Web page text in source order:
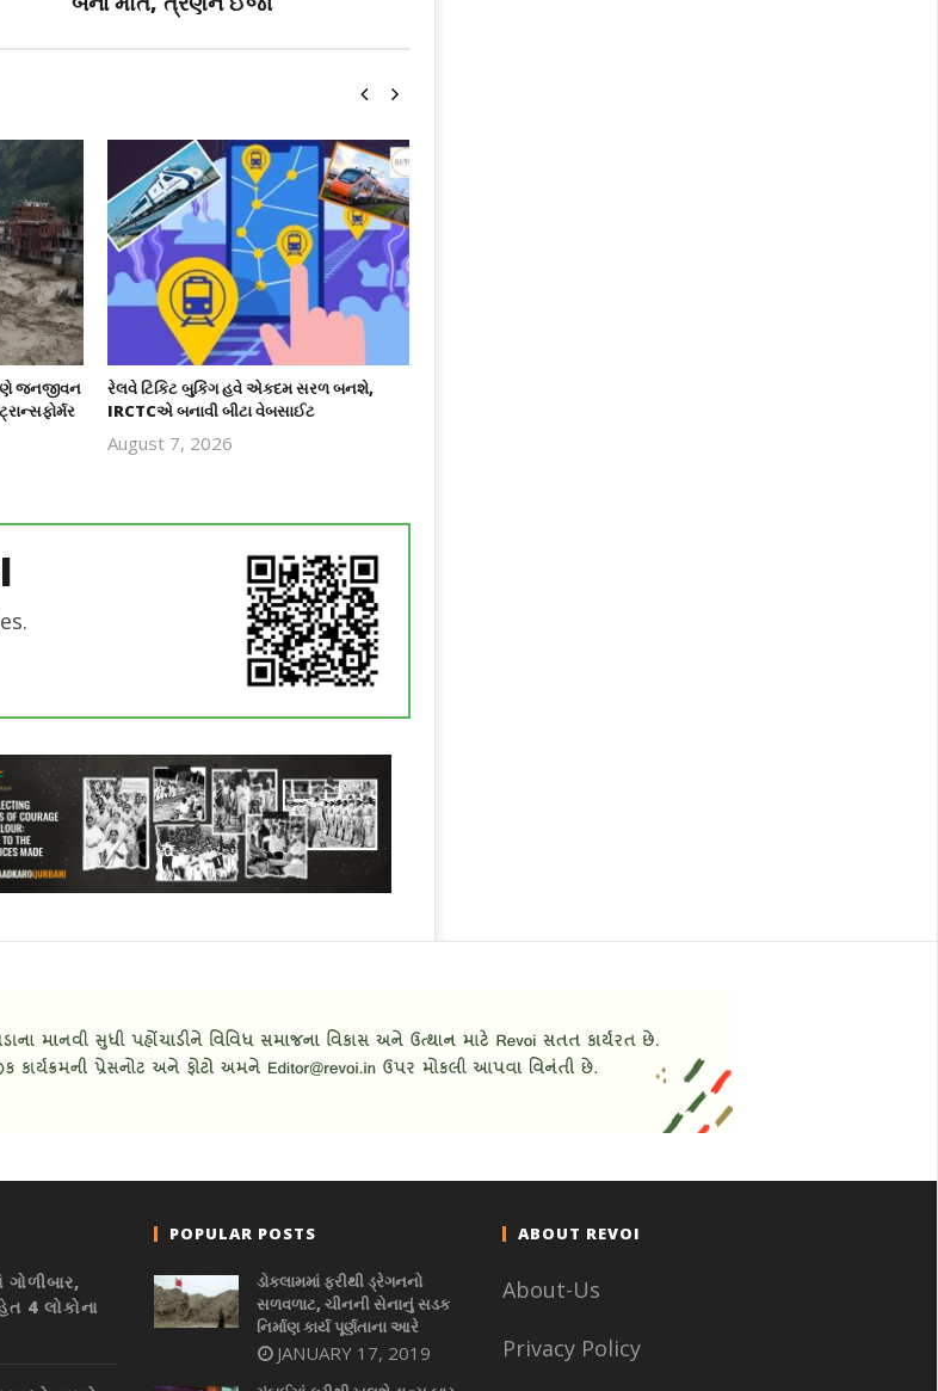
જનજીવન
રેલવે ટિકિટ બુકિંગ હવે એકદમ સરળ બનશે,
IRCTCએ બનાવી બીટા વેબસાઈટ
August 7, 2026
4 લોકોના
POPULAR POSTS
ડોકલામમાં ફરીથી ડ્રેગનનો
સળવળાટ, ચીનની સેનાનું સડક
નિર્માણ કાર્ય પૂર્ણતાના આરે
JANUARY 17, 2019
ABOUT REVOI
About-Us
Privacy Policy